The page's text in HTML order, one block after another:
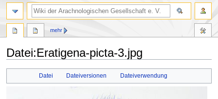
Datei:Eratigena-picta-3.jpg
Datei Dateiversionen Dateiverwendung
mehr